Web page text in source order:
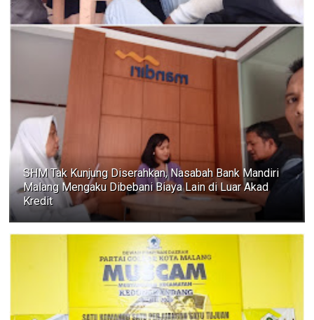
SHM Tak Kunjung Diserahkan, Nasabah Bank Mandiri
Malang Mengaku Dibebani Biaya Lain di Luar Akad
Kredit